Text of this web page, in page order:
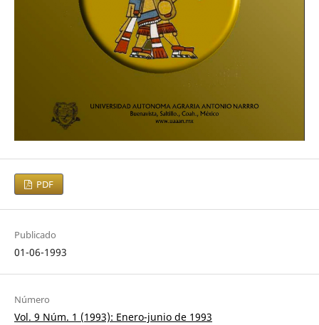
PDF
Publicado
01-06-1993
Número
Vol. 9 Núm. 1 (1993): Enero-junio de 1993